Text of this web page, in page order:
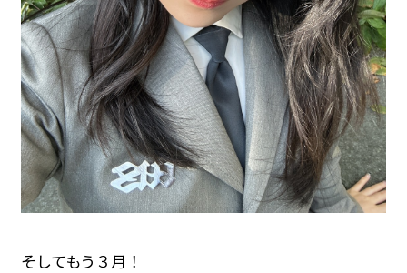
そしてもう３月！